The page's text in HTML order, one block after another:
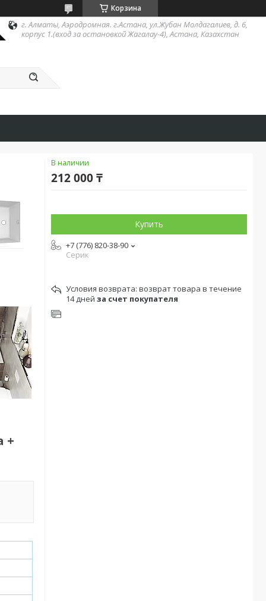
Корзина
г. Алматы, Аэродромная. г.Астана, ул.Жубан Молдагалиев, д. 6,
корпус 1.(вход за остановкой Жагалау-4), Астана, Казахстан
+
В наличии
212 000 ₸
Купить
+7 (776) 820-38-90
Серик
возврат товара в течение
14 дней за счет покупателя